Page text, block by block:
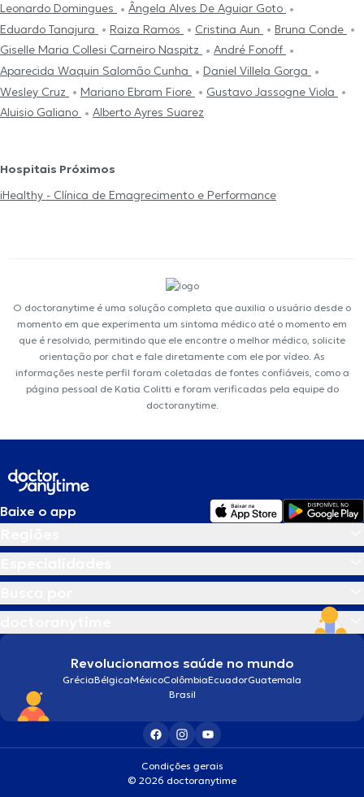
Leonardo Domingues
Ângela Alves De Aguiar Goto
Eduardo Tanajura
Raiza Ramos Cristina Aun
Bruna Conde
Giselle Maria Collesi Carneiro Naspitz
André Fonoff
Aparecida Waquin Salomão Cunha
Daniel Villela Gorga
Wesley Cruz
Mariano Ebram Fiore
Gustavo Jassogne Viola
Aluisio Galiano
Alberto Ayres Suarez
Hospitais Próximos
iHealthy - Clínica de Emagrecimento e Performance
O doctoranytime é uma solução completa que auxilia o usuário desde o
momento em que experimenta um sintoma médico até o momento em
que é resolvido, permitindo que ele encontre o melhor médico, solicite
orientação por chat e fale diretamente com ele por vídeo. As
informações neste perfil foram coletadas de fontes confiáveis, como a
página pessoal de Katia Colitti e foram verificadas pela equipe do
doctoranytime.
Baixe o app
Revolucionamos saúde no mundo
GréciaBélgicaMéxicoColômbiaEcuadorGuatemala
Brasil
Condições gerais
© 2026 doctoranytime